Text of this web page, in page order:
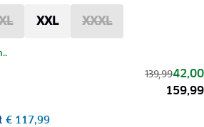
XXL XXXL
139,9942,00
159,99
€ 117,99